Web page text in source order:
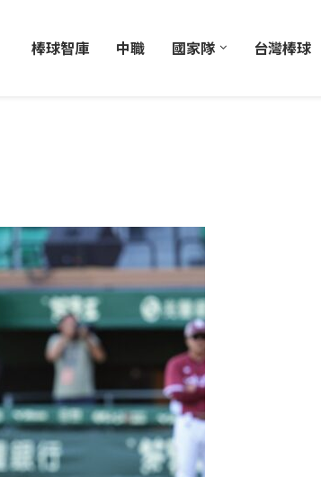
棒球智庫 中職 國家隊 台灣棒球